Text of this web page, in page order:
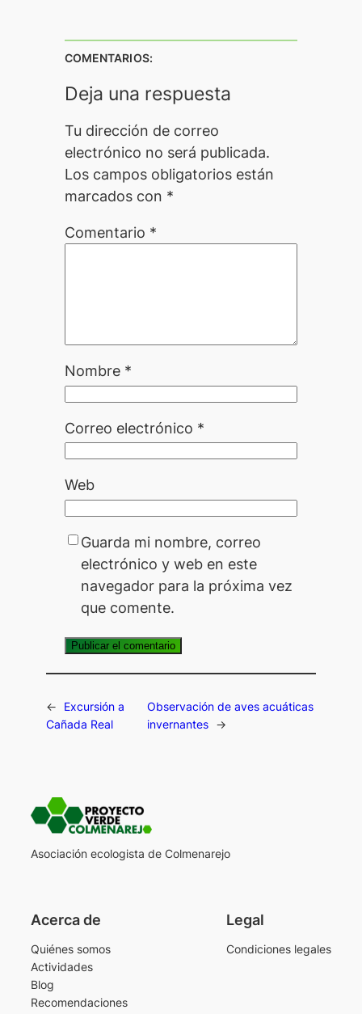
COMENTARIOS:
Deja una respuesta
Tu dirección de correo
electrónico no será publicada.
Los campos obligatorios están
marcados con *
Comentario *
Nombre *
Correo electrónico *
Web
Guarda mi nombre, correo
electrónico y web en este
navegador para la próxima vez
que comente.
←
Excursión a
Cañada Real
Observación de aves acuáticas
invernantes →
Asociación ecologista de Colmenarejo
Acerca de
Quiénes somos
Actividades
Blog
Recomendaciones
Legal
Condiciones legales